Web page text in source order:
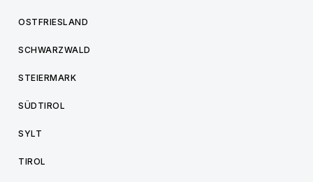
OSTFRIESLAND
SCHWARZWALD
STEIERMARK
SÜDTIROL
SYLT
TIROL